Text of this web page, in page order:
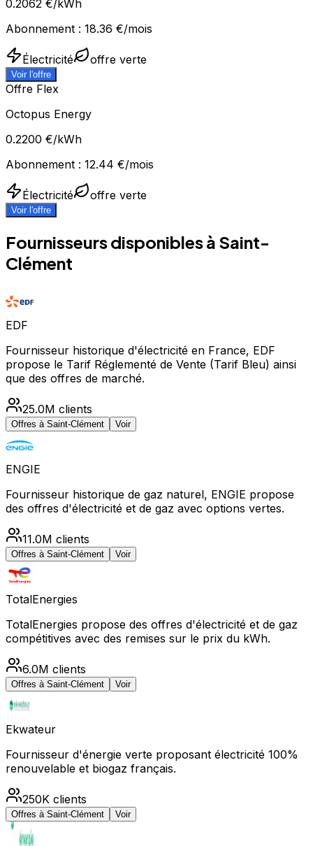
0.2062 €/kWh
Abonnement : 18.36 €/mois
Électricité offre verte
Voir l'offre
Offre Flex
Octopus Energy
0.2200 €/kWh
Abonnement : 12.44 €/mois
Électricité offre verte
Voir l'offre
Fournisseurs disponibles à Saint-
Clément
EDF
Fournisseur historique d'électricité en France, EDF
propose le Tarif Réglementé de Vente (Tarif Bleu) ainsi
que des offres de marché.
25.0M clients
Offres à Saint-Clément Voir
ENGIE
Fournisseur historique de gaz naturel, ENGIE propose
des offres d'électricité et de gaz avec options vertes.
11.0M clients
Offres à Saint-Clément Voir
TotalEnergies
TotalEnergies propose des offres d'électricité et de gaz
compétitives avec des remises sur le prix du kWh.
6.0M clients
Offres à Saint-Clément Voir
Ekwateur
Fournisseur d'énergie verte proposant électricité 100%
renouvelable et biogaz français.
250K clients
Offres à Saint-Clément Voir